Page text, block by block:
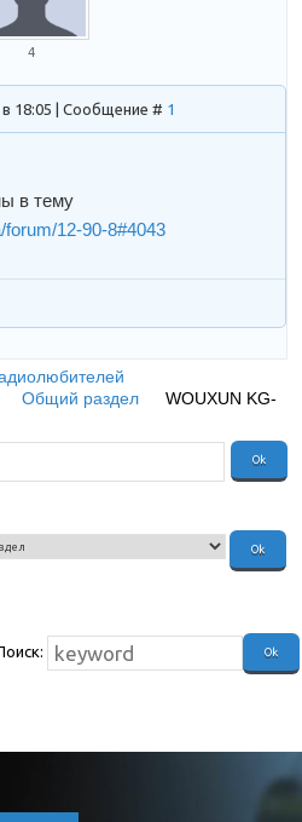
4
18:05 | Сообщение # 1
в тему
12-90-8#4043
Общий раздел
WOUXUN KG-